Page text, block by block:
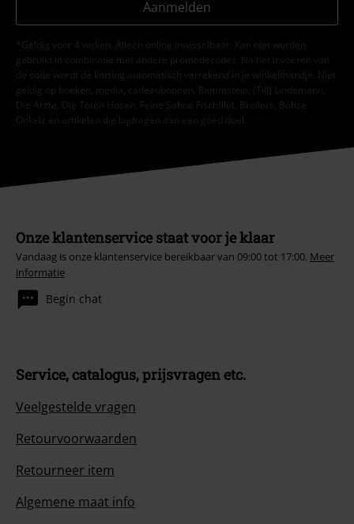
Aanmelden
*Geldig voor 4 weken. Alleen online inwisselbaar. Kan niet worden
gebruikt in combinatie met andere promotiecodes. Na het invoeren van
de code wordt de korting automatisch verrekend in je winkelmandje. Niet
geldig op boeken, media, cadeaubonnen, Rammstein, (Till) Lindemann,
Die Ärzte, Die Toten Hosen, Feine Sahne Fischfilet, Broilers, Böhse
Onkelz en artikelen die bijdragen aan een goed doel.
Onze klantenservice staat voor je klaar
Vandaag is onze klantenservice bereikbaar van 09:00 tot 17:00. Meer
informatie
Begin chat
Service, catalogus, prijsvragen etc.
Veelgestelde vragen
Retourvoorwaarden
Retourneer item
Algemene maat info